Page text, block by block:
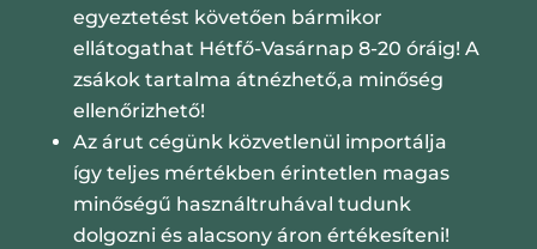
egyeztetést követően bármikor
ellátogathat Hétfő-Vasárnap 8-20 óráig! A
zsákok tartalma átnézhető,a minőség
ellenőrizhető!
Az árut cégünk közvetlenül importálja
így teljes mértékben érintetlen magas
minőségű használtruhával tudunk
dolgozni és alacsony áron értékesíteni!